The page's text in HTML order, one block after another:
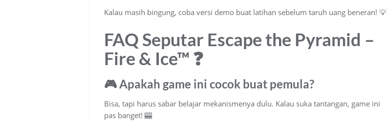
Kalau masih bingung, coba versi demo buat latihan sebelum taruh uang beneran! 💡
FAQ Seputar Escape the Pyramid –
Fire & Ice™ ❓
🎮 Apakah game ini cocok buat pemula?
Bisa, tapi harus sabar belajar mekanismenya dulu. Kalau suka tantangan, game ini
pas banget! 🎰